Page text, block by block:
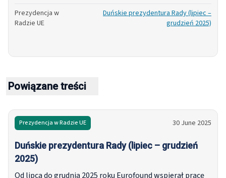
Prezydencja w
Radzie UE
Duńskie prezydentura Rady (lipiec –
grudzień 2025)
Powiązane treści
Prezydencja w Radzie UE 30 June 2025
Duńskie prezydentura Rady (lipiec – grudzień
2025)
Od lipca do grudnia 2025 roku Eurofound wspierał pracę